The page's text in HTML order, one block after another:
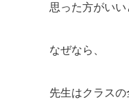
思った方がいい
なぜなら、
先生はクラス